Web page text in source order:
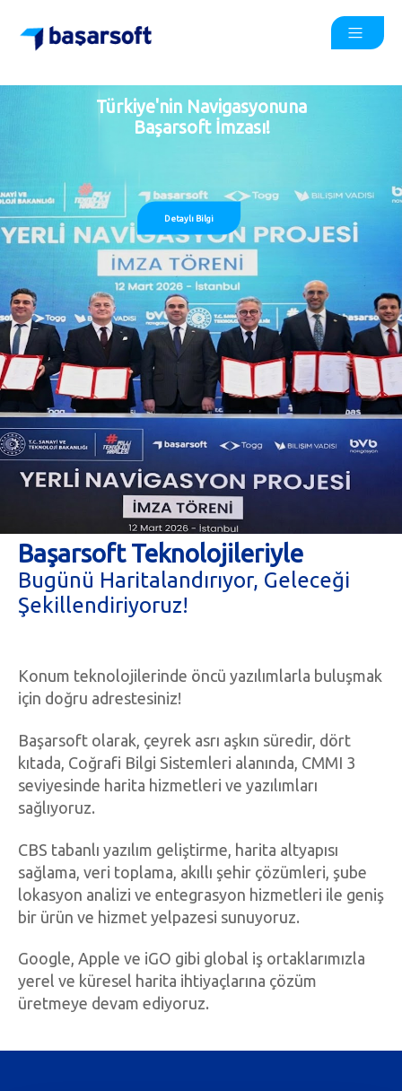
Detaylı Bilgi
Türkiye'nin Navigasyonuna
Başarsoft İmzası!
Başarsoft Teknolojileriyle
Bugünü Haritalandırıyor, Geleceği
Şekillendiriyoruz!
Konum teknolojilerinde öncü yazılımlarla buluşmak
için doğru adrestesiniz!
Başarsoft olarak, çeyrek asrı aşkın süredir, dört
kıtada, Coğrafi Bilgi Sistemleri alanında, CMMI 3
seviyesinde harita hizmetleri ve yazılımları
sağlıyoruz.
CBS tabanlı yazılım geliştirme, harita altyapısı
sağlama, veri toplama, akıllı şehir çözümleri, şube
lokasyon analizi ve entegrasyon hizmetleri ile geniş
bir ürün ve hizmet yelpazesi sunuyoruz.
Google, Apple ve iGO gibi global iş ortaklarımızla
yerel ve küresel harita ihtiyaçlarına çözüm
üretmeye devam ediyoruz.